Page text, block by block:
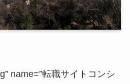
name=”転職サイトコンシ